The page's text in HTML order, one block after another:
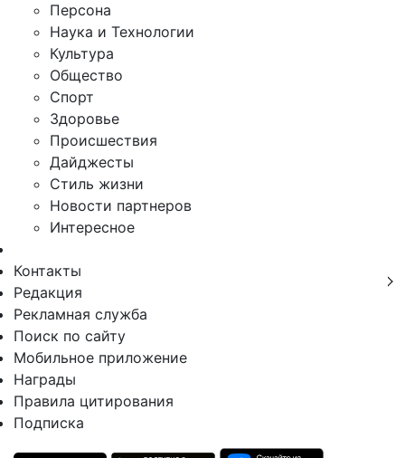
Персона
Наука и Технологии
Культура
Общество
Спорт
Здоровье
Происшествия
Дайджесты
Стиль жизни
Новости партнеров
Интересное
Контакты
Редакция
Рекламная служба
Поиск по сайту
Мобильное приложение
Награды
Правила цитирования
Подписка